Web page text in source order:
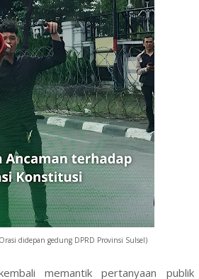
didepan gedung DPRD Provinsi Sulsel)
memantik pertanyaan